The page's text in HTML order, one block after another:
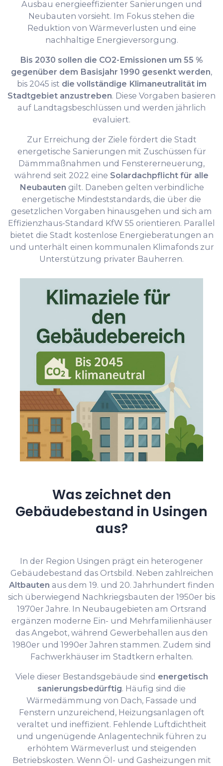
Ausbau energieeffizienter Sanierungen und
Neubauten vorsieht. Im Fokus stehen die
Reduktion von Wärmeverlusten und eine
nachhaltige Energieversorgung.
Bis 2030 sollen die CO2-Emissionen um 55 %
gegenüber dem Basisjahr 1990 gesenkt werden,
bis 2045 ist die vollständige Klimaneutralität im
Stadtgebiet anzustreben. Diese Vorgaben basieren
auf Landtagsbeschlüssen und werden jährlich
evaluiert.
Zur Erreichung der Ziele fördert die Stadt
energetische Sanierungen mit Zuschüssen für
Dämmmaßnahmen und Fenstererneuerung,
während seit 2022 eine Solardachpflicht für alle
Neubauten gilt. Daneben gelten verbindliche
energetische Mindeststandards, die über die
gesetzlichen Vorgaben hinausgehen und sich am
Effizienzhaus-Standard KfW 55 orientieren. Parallel
bietet die Stadt kostenlose Energieberatungen an
und unterhält einen kommunalen Klimafonds zur
Unterstützung privater Bauherren.
Was zeichnet den
Gebäudebestand in Usingen
aus?
In der Region Usingen prägt ein heterogener
Gebäudebestand das Ortsbild. Neben zahlreichen
Altbauten aus dem 19. und 20. Jahrhundert finden
sich überwiegend Nachkriegsbauten der 1950er bis
1970er Jahre. In Neubaugebieten am Ortsrand
ergänzen moderne Ein- und Mehrfamilienhäuser
das Angebot, während Gewerbehallen aus den
1980er und 1990er Jahren stammen. Zudem sind
Fachwerkhäuser im Stadtkern erhalten.
Viele dieser Bestandsgebäude sind energetisch
sanierungsbedürftig. Häufig sind die
Wärmedämmung von Dach, Fassade und
Fenstern unzureichend, Heizungsanlagen oft
veraltet und ineffizient. Fehlende Luftdichtheit
und ungenügende Anlagentechnik führen zu
erhöhtem Wärmeverlust und steigenden
Betriebskosten. Wenn Öl- und Gasheizungen mit